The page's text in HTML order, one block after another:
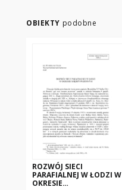
OBIEKTY podobne
ROZWÓJ SIECI
PARAFIALNEJ W ŁODZI W
OKRESIE